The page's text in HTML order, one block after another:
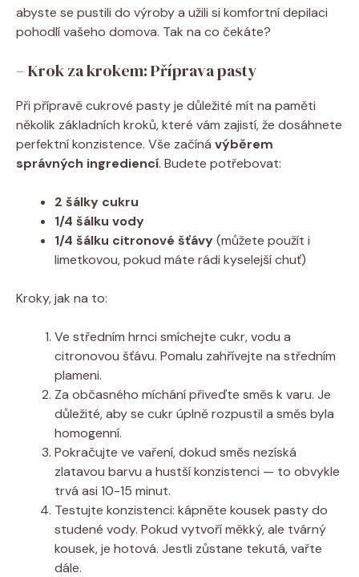
abyste se pustili do výroby a užili si komfortní depilaci
pohodlí vašeho domova. Tak na co čekáte?
– Krok za krokem: Příprava pasty
Při přípravě cukrové pasty je důležité mít na paměti
několik základních kroků, které vám zajistí, že dosáhnete
perfektní konzistence. Vše začíná výběrem
správných ingrediencí. Budete potřebovat:
2 šálky cukru
1/4 šálku vody
1/4 šálku citronové šťávy(můžete použít i
limetkovou, pokud máte rádi kyselejší chuť)
Kroky, jak na to:
Ve středním hrnci smíchejte cukr, vodu a
citronovou šťávu. Pomalu zahřívejte na středním
plameni.
Za občasného míchání přiveďte směs k varu. Je
důležité, aby se cukr úplně rozpustil a směs byla
homogenní.
Pokračujte ve vaření, dokud směs nezíská
zlatavou barvu a hustší konzistenci — to obvykle
trvá asi 10-15 minut.
Testujte konzistenci: kápněte kousek pasty do
studené vody. Pokud vytvoří měkký, ale tvárný
kousek, je hotová. Jestli zůstane tekutá, vařte
dále.